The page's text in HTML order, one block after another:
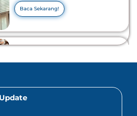
Tahu Info Selengkapnya!
Baca Sekarang!
Jangan Kelewatan!
Baca Sekarang!